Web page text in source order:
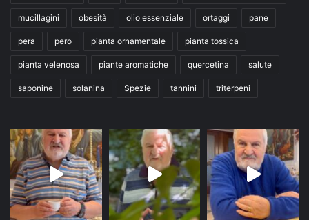
mucillagini obesità olio essenziale ortaggi pane
pera pero pianta ornamentale pianta tossica
pianta velenosa piante aromatiche quercetina salute
saponine solanina Spezie tannini triterpeni